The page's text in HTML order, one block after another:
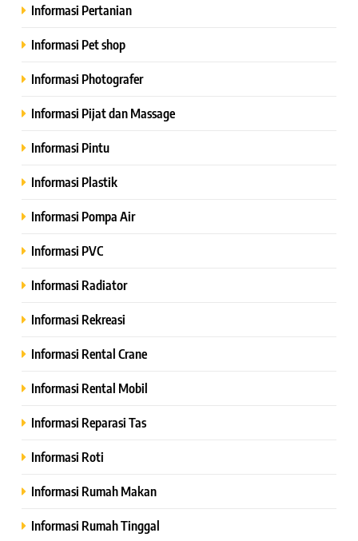
Informasi Pertanian
Informasi Pet shop
Informasi Photografer
Informasi Pijat dan Massage
Informasi Pintu
Informasi Plastik
Informasi Pompa Air
Informasi PVC
Informasi Radiator
Informasi Rekreasi
Informasi Rental Crane
Informasi Rental Mobil
Informasi Reparasi Tas
Informasi Roti
Informasi Rumah Makan
Informasi Rumah Tinggal